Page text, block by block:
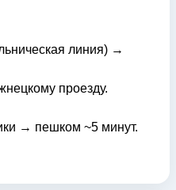
линия) →
проезду.
→ пешком ~5 минут.